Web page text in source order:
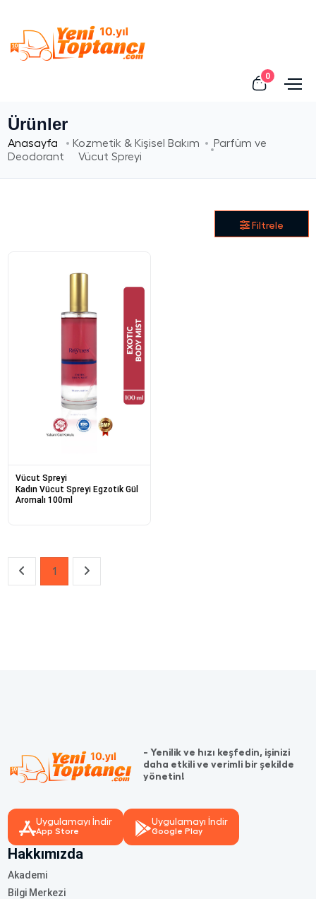
0
Ürünler
Anasayfa Kozmetik & Kişisel Bakım
Parfüm ve
Deodorant
Vücut Spreyi
Filtrele
Vücut Spreyi
Kadın Vücut Spreyi Egzotik Gül
Aromalı 100ml
1
- Yenilik ve hızı keşfedin, işinizi
daha etkili ve verimli bir şekilde
yönetin!
Uygulamayı İndir
App Store
Uygulamayı İndir
Google Play
Hakkımızda
Akademi
Bilgi Merkezi